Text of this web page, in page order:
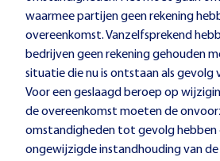
waarmee partijen geen rekening
overeenkomst. Vanzelfsprekend
bedrijven geen rekening gehouden
situatie die nu is ontstaan als gevolg
Voor een geslaagd beroep op
de overeenkomst moeten de
omstandigheden tot gevolg
ongewijzigde instandhouding van